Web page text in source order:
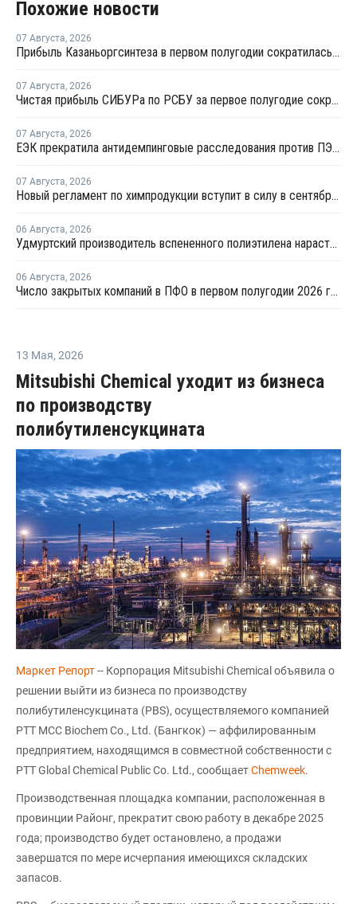
Похожие новости
07 Августа, 2026
Прибыль Казаньоргсинтеза в первом полугодии сократилась более чем в 2 раза
07 Августа, 2026
Чистая прибыль СИБУРа по РСБУ за первое полугодие сократилась в 3,6 раза
07 Августа, 2026
ЕЭК прекратила антидемпинговые расследования против ПЭ и ПП из Азербайджана и Туркменистана
07 Августа, 2026
Новый регламент по химпродукции вступит в силу в сентябре 2027 года
06 Августа, 2026
Удмуртский производитель вспененного полиэтилена нарастит выпуск на 15%
06 Августа, 2026
Число закрытых компаний в ПФО в первом полугодии 2026 года вдвое превысило число новых
13 Мая, 2026
Mitsubishi Chemical уходит из бизнеса
по производству
полибутиленсукцината
Маркет Репорт-- Корпорация Mitsubishi Chemical объявила о
решении выйти из бизнеса по производству
полибутиленсукцината (PBS), осуществляемого компанией
PTT MCC Biochem Co., Ltd. (Бангкок) — аффилированным
предприятием, находящимся в совместной собственности с
PTT Global Chemical Public Co. Ltd., сообщаетChemweek.
Производственная площадка компании, расположенная в
провинции Районг, прекратит свою работу в декабре 2025
года; производство будет остановлено, а продажи
завершатся по мере исчерпания имеющихся складских
запасов.